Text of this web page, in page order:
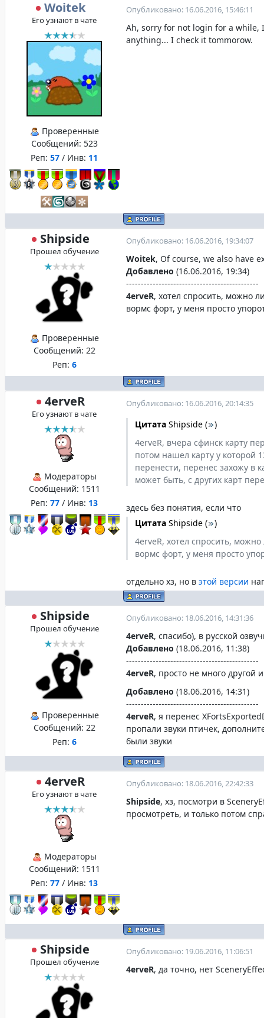
Woitek
Его узнают в чате
Проверенные
Сообщений: 523
Реп: 57 / Инв: 11
Опубликовано: 16.06.2016, 15:46:11
Ah, sorry for not login for a while,
anything... I check it tommorow.
Shipside
Прошел обучение
Проверенные
Сообщений: 22
Реп: 6
Опубликовано: 16.06.2016, 19:34:07
Woitek, Of course, we also have
Добавлено (16.06.2016, 19:34)
---------------------------------------------
4erveR, хотел спросить, можно
вормс форт, у меня просто
4erveR
Его узнают в чате
Модераторы
Сообщений: 1511
Реп: 77 / Инв: 13
Опубликовано: 16.06.2016, 20:14:35
Цитата Shipside (
)
4erveR, вчера сфинск карту
потом нашел карту у которой
перенести, перенес захожу в
может быть, с других карт
здесь без понятия, если что
Цитата Shipside (
)
4erveR, хотел спросить,
вормс форт, у меня просто
отдельно хз, но в этой версии
Shipside
Прошел обучение
Проверенные
Сообщений: 22
Реп: 6
Опубликовано: 18.06.2016, 14:31:36
4erveR, спасибо), в русской
Добавлено (18.06.2016, 11:38)
---------------------------------------------
4erveR, просто не много другой
Добавлено (18.06.2016, 14:31)
---------------------------------------------
4erveR, я перенес
пропали звуки птичек,
были звуки
4erveR
Его узнают в чате
Модераторы
Сообщений: 1511
Реп: 77 / Инв: 13
Опубликовано: 18.06.2016, 22:42:33
Shipside, хз, посмотри в
просмотреть, и только потом
Shipside
Прошел обучение
Опубликовано: 19.06.2016, 11:06:51
4erveR, да точно, нет